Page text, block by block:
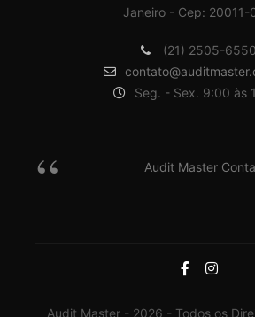
Janeiro - Cep: 20011-
(21) 2505-6550
Seg. - Sex. 9:00 às
Audit Master
Audit Master - 2026 - Todos os